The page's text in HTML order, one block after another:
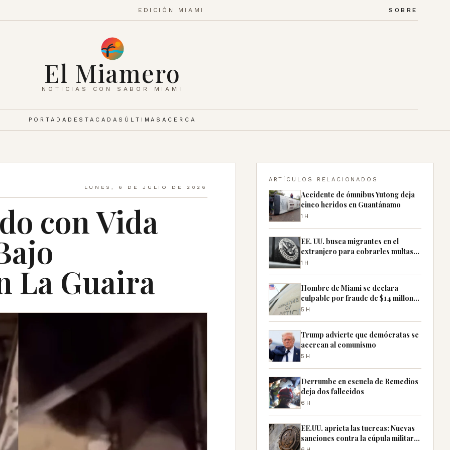
EDICIÓN MIAMI SOBRE
El Miamero
NOTICIAS CON SABOR MIAMI
PORTADA DESTACADAS ÚLTIMASACERCA
LUNES, 6 DE JULIO DE 2026
con Vida
La Guaira
ARTÍCULOS RELACIONADOS
Accidente de ómnibus Yutong deja
cinco heridos en Guantánamo
1H
EE. UU. busca migrantes en el
extranjero para cobrarles multas
pendientes
1H
Hombre de Miami se declara
culpable por fraude de $14 millones
con cheques falsos
5H
Trump advierte que demócratas se
acercan al comunismo
5H
Derrumbe en escuela de Remedios
deja dos fallecidos
6H
EE.UU. aprieta las tuercas: Nuevas
sanciones contra la cúpula militar